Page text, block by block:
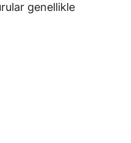
genellikle